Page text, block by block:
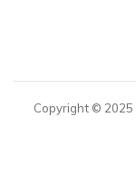
Copyright © 2025